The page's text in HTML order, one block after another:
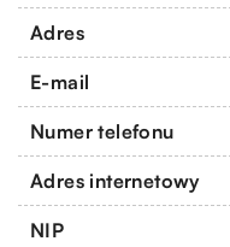
Adres
E-mail
Numer telefonu
Adres internetowy
NIP